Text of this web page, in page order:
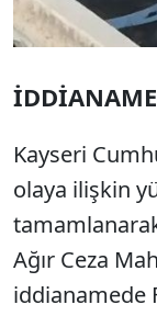
Kayseri
olaya ilişkin
Ağır Ceza
iddianamede